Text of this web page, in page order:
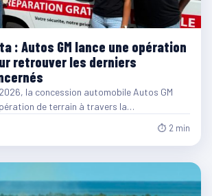
: Autos GM lance une opération
retrouver les derniers
la concession automobile Autos GM
de terrain à travers la…
⏱ 2 min